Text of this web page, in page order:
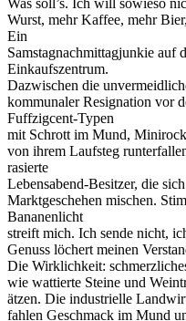
Wurst, mehr Kaffee, mehr
Ein
Samstagnachmittagjunkie auf
Einkaufszentrum.
Dazwischen die
kommunaler Resignation vor
Fuffzigcent-Typen
mit Schrott im Mund,
von ihrem Laufsteg
rasierte
Lebensabend-Besitzer, die
Marktgeschehen mischen.
Bananenlicht
streift mich. Ich sende nicht,
Genuss löchert meinen
Die Wirklichkeit:
wie wattierte Steine und
ätzen. Die industrielle
fahlen Geschmack im Mund